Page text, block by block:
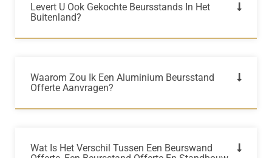
Levert U Ook Gekochte Beursstands In Het
Buitenland?
Waarom Zou Ik Een Aluminium Beursstand
Offerte Aanvragen?
Wat Is Het Verschil Tussen Een Beurswand